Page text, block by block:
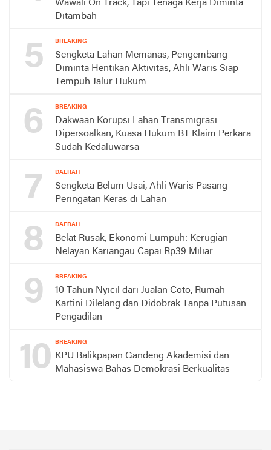
Wawali On Track, Tapi Tenaga Kerja Diminta
Ditambah
5 BREAKING
Sengketa Lahan Memanas, Pengembang
Diminta Hentikan Aktivitas, Ahli Waris Siap
Tempuh Jalur Hukum
6 BREAKING
Dakwaan Korupsi Lahan Transmigrasi
Dipersoalkan, Kuasa Hukum BT Klaim Perkara
Sudah Kedaluwarsa
7 DAERAH
Sengketa Belum Usai, Ahli Waris Pasang
Peringatan Keras di Lahan
8 DAERAH
Belat Rusak, Ekonomi Lumpuh: Kerugian
Nelayan Kariangau Capai Rp39 Miliar
9 BREAKING
10 Tahun Nyicil dari Jualan Coto, Rumah
Kartini Dilelang dan Didobrak Tanpa Putusan
Pengadilan
10 BREAKING
KPU Balikpapan Gandeng Akademisi dan
Mahasiswa Bahas Demokrasi Berkualitas